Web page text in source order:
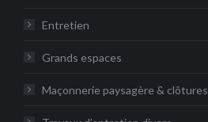
Entretien
Grands espaces
Maçonnerie paysagère & clôtures